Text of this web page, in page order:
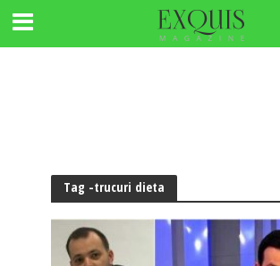
Tag -trucuri dieta